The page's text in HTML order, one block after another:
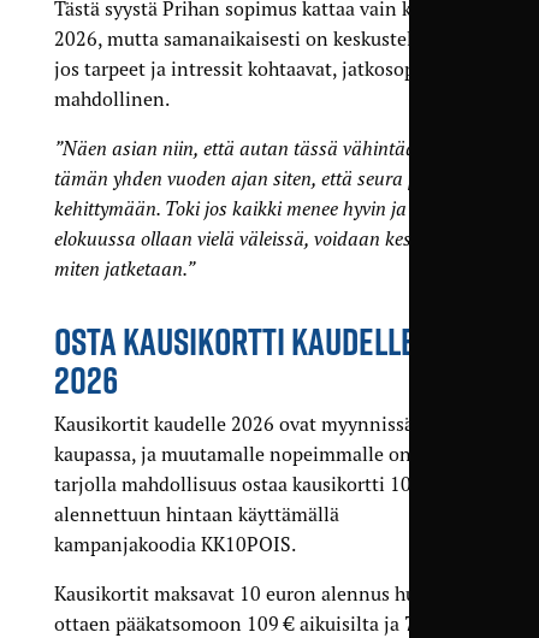
Tästä syystä Prihan sopimus kattaa vain kauden
2026, mutta samanaikaisesti on keskusteltu, että
jos tarpeet ja intressit kohtaavat, jatkosopimus on
mahdollinen.
”Näen asian niin, että autan tässä vähintään
tämän yhden vuoden ajan siten, että seura pysyy
kehittymään. Toki jos kaikki menee hyvin ja
elokuussa ollaan vielä väleissä, voidaan keskustella
miten jatketaan.”
OSTA KAUSIKORTTI KAUDELLE
2026
Kausikortit kaudelle 2026 ovat myynnissä TamU-
kaupassa, ja muutamalle nopeimmalle on vielä
tarjolla mahdollisuus ostaa kausikortti 10 euroa
alennettuun hintaan käyttämällä
kampanjakoodia KK10POIS.
Kausikortit maksavat 10 euron alennus huomioon
ottaen pääkatsomoon 109 € aikuisilta ja 79 €